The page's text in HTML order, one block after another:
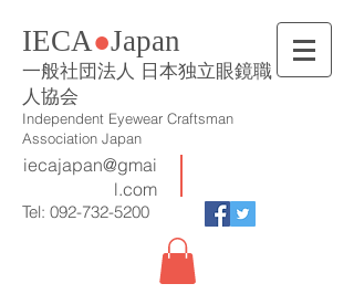
IECA●Japan
一般社団法人 日本独立眼鏡職
人協会
Independent Eyewear Craftsman
Association Japan
Tel: 092-732-5200
iecajapan@gmai
l.com